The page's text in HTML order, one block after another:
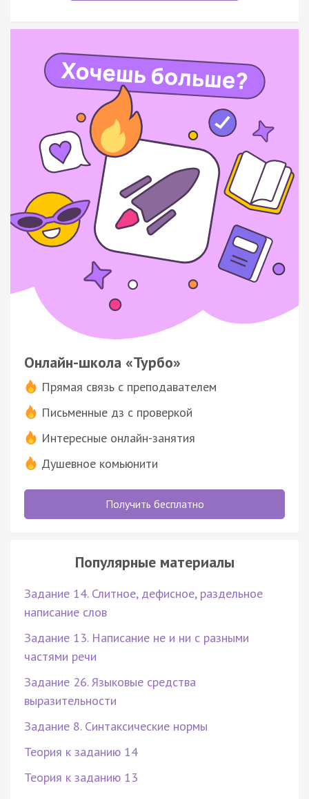
Онлайн-школа «Турбо»
Прямая связь с преподавателем
Письменные дз с проверкой
Интересные онлайн-занятия
Душевное комьюнити
Получить бесплатно
Популярные материалы
Задание 14. Слитное, дефисное, раздельное
написание слов
Задание 13. Написание не и ни с разными
частями речи
Задание 26. Языковые средства
выразительности
Задание 8. Синтаксические нормы
Теория к заданию 14
Теория к заданию 13